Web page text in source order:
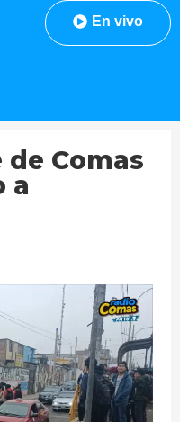
En vivo
de Comas
a